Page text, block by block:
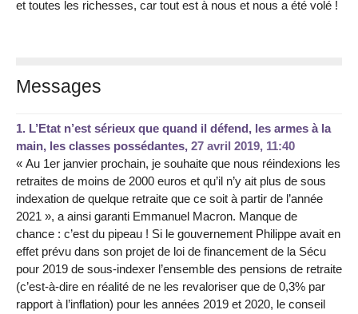
et toutes les richesses, car tout est à nous et nous a été volé !
Messages
1. L’Etat n’est sérieux que quand il défend, les armes à la
main, les classes possédantes, 27 avril 2019, 11:40
« Au 1er janvier prochain, je souhaite que nous réindexions les
retraites de moins de 2000 euros et qu’il n’y ait plus de sous
indexation de quelque retraite que ce soit à partir de l’année
2021 », a ainsi garanti Emmanuel Macron. Manque de
chance : c’est du pipeau ! Si le gouvernement Philippe avait en
effet prévu dans son projet de loi de financement de la Sécu
pour 2019 de sous-indexer l’ensemble des pensions de retraite
(c’est-à-dire en réalité de ne les revaloriser que de 0,3% par
rapport à l’inflation) pour les années 2019 et 2020, le conseil